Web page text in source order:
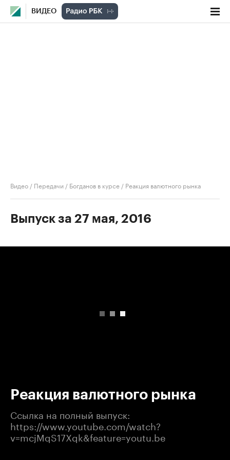
ВИДЕО
Видео / Передачи / Богданов в курсе / Реакция валютного рынка
Выпуск за 27 мая, 2016
Реакция валютного рынка
Ссылка на полный выпуск:
https://www.youtube.com/watch?
v=mcjMqS17Xqk&feature=youtu.be